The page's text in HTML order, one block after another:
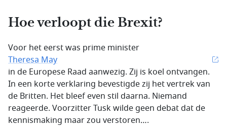
Hoe verloopt die Brexit?
Voor het eerst was prime minister
Theresa May
in de Europese Raad aanwezig. Zij is koel ontvangen.
In een korte verklaring bevestigde zij het vertrek van
de Britten. Het bleef even stil daarna. Niemand
reageerde. Voorzitter Tusk wilde geen debat dat de
kennismaking maar zou verstoren….